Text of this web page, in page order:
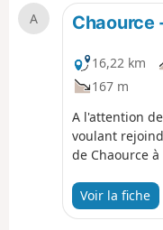
A Chaource
16,22 km
167 m
A l'attention
voulant
de Chaource à
Voir la fiche